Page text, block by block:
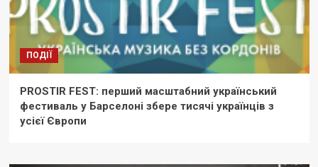
ПОДІЇ
PROSTIR FEST: перший масштабний український
фестиваль у Барселоні збере тисячі українців з
усієї Європи